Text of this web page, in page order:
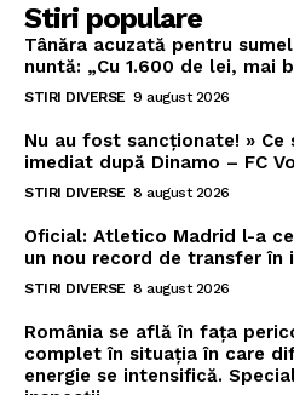
Stiri populare
Tânăra acuzată pentru
nuntă: „Cu 1.600 de lei, mai
STIRI DIVERSE 9 august 2026
Nu au fost sancționate! »
imediat după Dinamo – FC
STIRI DIVERSE 8 august 2026
Oficial: Atletico Madrid l-a
un nou record de transfer în
STIRI DIVERSE 8 august 2026
România se află în fața
complet în situația în care
energie se intensifică.